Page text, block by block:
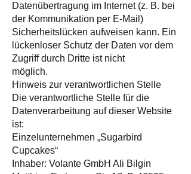
Datenübertragung im Internet (z. B. bei
der Kommunikation per E-Mail)
Sicherheitslücken aufweisen kann. Ein
lückenloser Schutz der Daten vor dem
Zugriff durch Dritte ist nicht
möglich.
Hinweis zur verantwortlichen Stelle
Die verantwortliche Stelle für die
Datenverarbeitung auf dieser Website
ist:
Einzelunternehmen „Sugarbird
Cupcakes“
Inhaber: Volante GmbH Ali Bilgin